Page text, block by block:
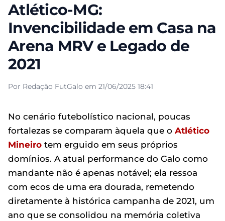
Atlético-MG:
Invencibilidade em Casa na
Arena MRV e Legado de
2021
Por Redação FutGalo em 21/06/2025 18:41
No cenário futebolístico nacional, poucas
fortalezas se comparam àquela que o Atlético
Mineiro tem erguido em seus próprios
domínios. A atual performance do Galo como
mandante não é apenas notável; ela ressoa
com ecos de uma era dourada, remetendo
diretamente à histórica campanha de 2021, um
ano que se consolidou na memória coletiva